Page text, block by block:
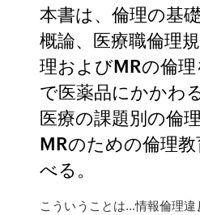
本書は、倫理の基
概論、医療職倫理
理およびMRの倫
で医薬品にかかわ
医療の課題別の倫
MRのための倫理
べる。
こういうことは…情報倫理